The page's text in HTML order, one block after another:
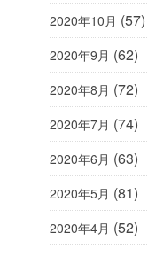
2020年10月 (57)
2020年9月 (62)
2020年8月 (72)
2020年7月 (74)
2020年6月 (63)
2020年5月 (81)
2020年4月 (52)